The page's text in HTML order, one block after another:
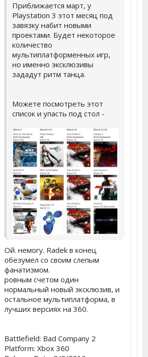
Приближается март, у
Playstation 3 этот месяц под
завязку набит новыми
проектами. Будет некоторое
количество
мультиплатформенных игр,
но именно эксклюзивы
зададут ритм танца.
Можете посмотреть этот
список и упасть под стол -
Ой. немогу. Radek в конец
обезумел со своим слепым
фанатизмом.
ровным счетом один
нормальный новый эксклюзив, и
остальное мультиплатформа, в
лучших версиях на 360.
Battlefield: Bad Company 2
Platform: Xbox 360